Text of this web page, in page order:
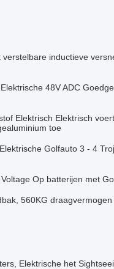
inductieve
48V ADC
Elektrisch Elektrisch
toe
Golfauto 3 - 4
Op batterijen met
560KG draagvermogen
Elektrische het